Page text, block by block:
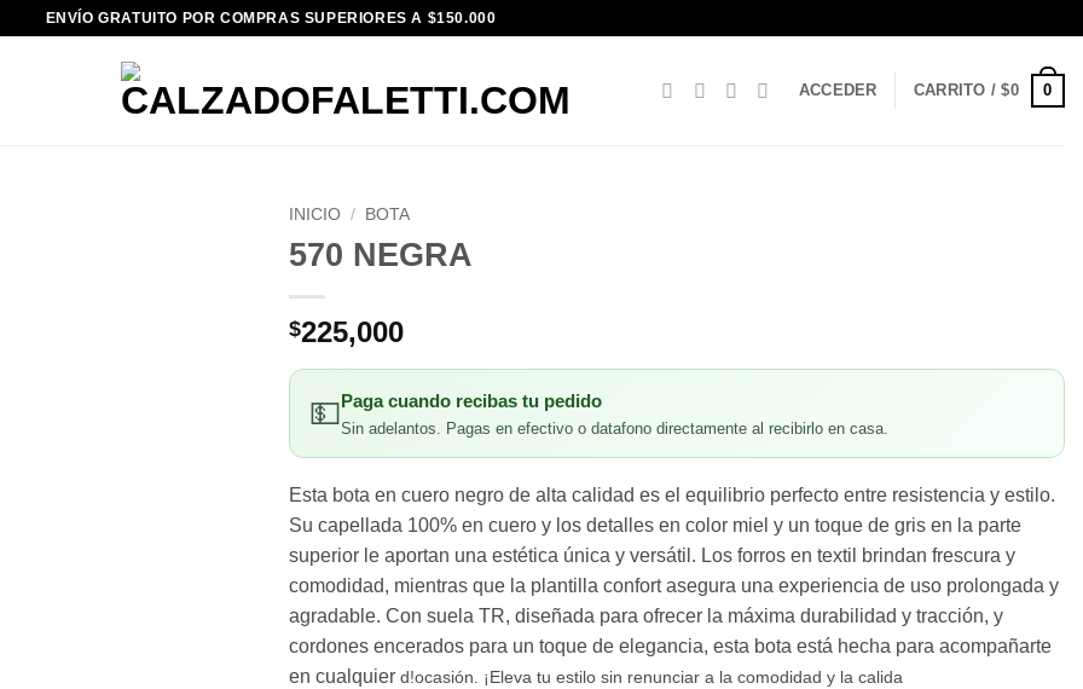
ENVÍO GRATUITO POR COMPRAS SUPERIORES A $150.000
ACCEDER CARRITO /$0 0
INICIO / BOTA
570 NEGRA
$225,000
💵Paga cuando recibas tu pedido
Sin adelantos. Pagas en efectivo o datafono directamente al recibirlo en casa.
Esta bota en cuero negro de alta calidad es el equilibrio perfecto entre resistencia y estilo.
Su capellada 100% en cuero y los detalles en color miel y un toque de gris en la parte
superior le aportan una estética única y versátil. Los forros en textil brindan frescura y
comodidad, mientras que la plantilla confort asegura una experiencia de uso prolongada y
agradable. Con suela TR, diseñada para ofrecer la máxima durabilidad y tracción, y
cordones encerados para un toque de elegancia, esta bota está hecha para acompañarte
en cualquier d!ocasión. ¡Eleva tu estilo sin renunciar a la comodidad y la calida